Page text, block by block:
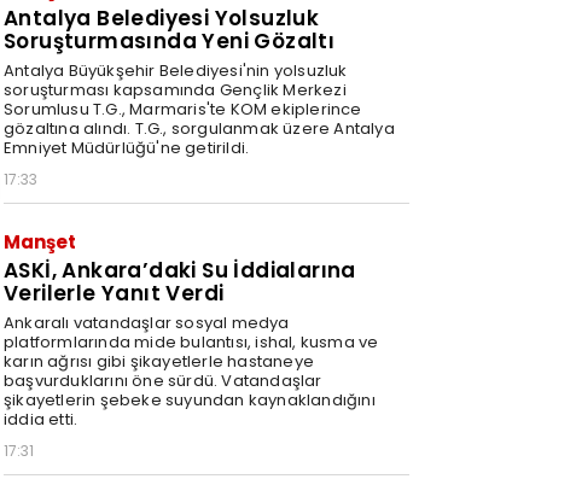
Antalya Belediyesi Yolsuzluk
Soruşturmasında Yeni Gözaltı
Antalya Büyükşehir Belediyesi'nin yolsuzluk
soruşturması kapsamında Gençlik Merkezi
Sorumlusu T.G., Marmaris'te KOM ekiplerince
gözaltına alındı. T.G., sorgulanmak üzere Antalya
Emniyet Müdürlüğü'ne getirildi.
17:33
Manşet
ASKİ, Ankara’daki Su İddialarına
Verilerle Yanıt Verdi
Ankaralı vatandaşlar sosyal medya
platformlarında mide bulantısı, ishal, kusma ve
karın ağrısı gibi şikayetlerle hastaneye
başvurduklarını öne sürdü. Vatandaşlar
şikayetlerin şebeke suyundan kaynaklandığını
iddia etti.
17:31